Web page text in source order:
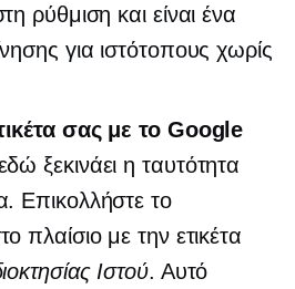
ρύθμιση και είναι ένα
για ιστότοπους χωρίς
σας με το Google
ξεκινάει η ταυτότητα
Επικολλήστε το
πλαίσιο με την ετικέτα
Ιστού. Αυτό